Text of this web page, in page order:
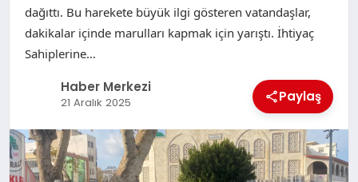
dağıttı. Bu harekete büyük ilgi gösteren vatandaşlar,
dakikalar içinde marulları kapmak için yarıştı. İhtiyaç
Sahiplerine…
Haber Merkezi
21 Aralık 2025 Paylaş